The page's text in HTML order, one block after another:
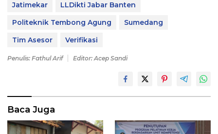
Jatimekar
LLDikti Jabar Banten
Politeknik Tembong Agung
Sumedang
Tim Asesor
Verifikasi
Penulis: Fathul Arif Editor: Acep Sandi
Baca Juga